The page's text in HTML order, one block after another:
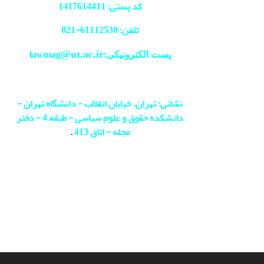
کد پستی: 1417614411
تلفن: 61112530-
021
پست الکترونیکی:lawmag@ut.ac.ir
نشانی: تهران، خیابان انقلاب - دانشگاه تهران -
دانشکده حقوق و علوم سیاسی - طبقه 4 - دفتر
مجله - اتاق 413
.